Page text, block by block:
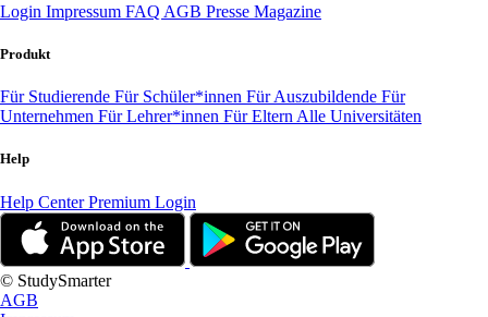
Login Impressum FAQ AGB Presse Magazine
Produkt
Für Studierende Für Schüler*innen Für Auszubildende Für
Unternehmen Für Lehrer*innen Für Eltern Alle Universitäten
Help
Help CenterPremium Login
© StudySmarter
AGB